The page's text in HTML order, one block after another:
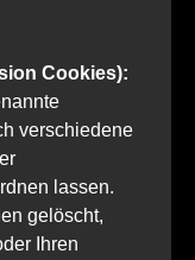
Cookies):
verschiedene
lassen.
gelöscht,
Ihren